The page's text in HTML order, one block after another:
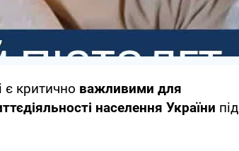
є критично важливими для
населення України під